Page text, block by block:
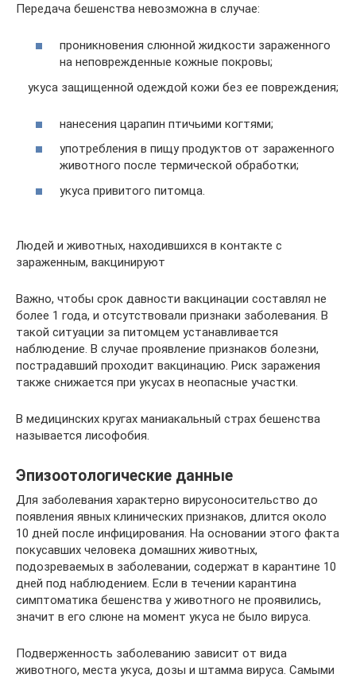
Передача бешенства невозможна в случае:
проникновения слюнной жидкости зараженного
на неповрежденные кожные покровы;
укуса защищенной одеждой кожи без ее повреждения;
нанесения царапин птичьими когтями;
употребления в пищу продуктов от зараженного
животного после термической обработки;
укуса привитого питомца.
Людей и животных, находившихся в контакте с
зараженным, вакцинируют
Важно, чтобы срок давности вакцинации составлял не
более 1 года, и отсутствовали признаки заболевания. В
такой ситуации за питомцем устанавливается
наблюдение. В случае проявление признаков болезни,
пострадавший проходит вакцинацию. Риск заражения
также снижается при укусах в неопасные участки.
В медицинских кругах маниакальный страх бешенства
называется лисофобия.
Эпизоотологические данные
Для заболевания характерно вирусоносительство до
появления явных клинических признаков, длится около
10 дней после инфицирования. На основании этого факта
покусавших человека домашних животных,
подозреваемых в заболевании, содержат в карантине 10
дней под наблюдением. Если в течении карантина
симптоматика бешенства у животного не проявились,
значит в его слюне на момент укуса не было вируса.
Подверженность заболеванию зависит от вида
животного, места укуса, дозы и штамма вируса. Самыми